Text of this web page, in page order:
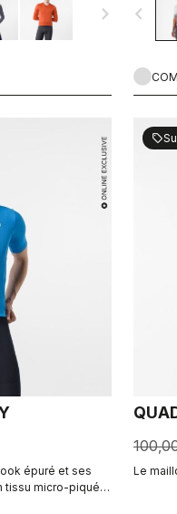
navigate_next navigate_before
épuré et ses
tissu micro-piqué à
sell
Le